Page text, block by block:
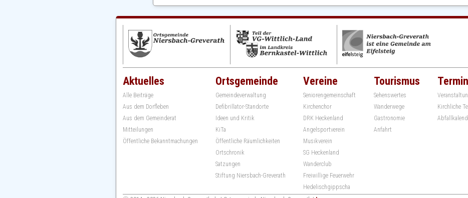
Aktuelles
Alle Beiträge
Aus dem Dorfleben
Aus dem Gemeinderat
Mitteilungen
Öffentliche Bekanntmachungen
Ortsgemeinde
Gemeindeverwaltung
Defibrillator-Standorte
Ideen und Kritik
KiTa
Öffentliche Räumlichkeiten
Ortschronik
Satzungen
Stiftung Niersbach-Greverath
Vereine
Seniorengemeinschaft
Kirchenchor
DRK Heckenland
Angelsportverein
Musikverein
SG Heckenland
Wanderclub
Freiwillige Feuerwehr
Hedelischgippscha
Tourismus
Sehenswertes
Wanderwege
Gastronomie
Anfahrt
Kirchliche